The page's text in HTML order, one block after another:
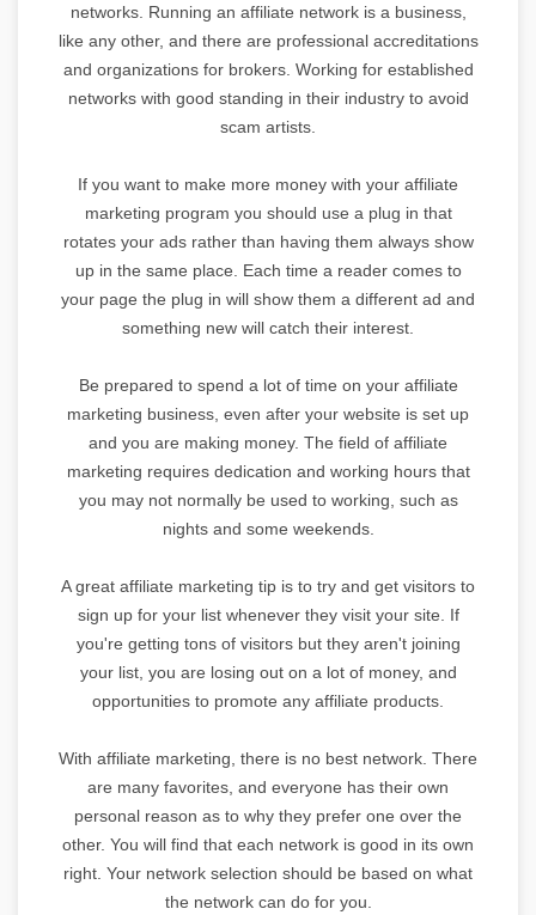
networks. Running an affiliate network is a business,
like any other, and there are professional accreditations
and organizations for brokers. Working for established
networks with good standing in their industry to avoid
scam artists.
If you want to make more money with your affiliate
marketing program you should use a plug in that
rotates your ads rather than having them always show
up in the same place. Each time a reader comes to
your page the plug in will show them a different ad and
something new will catch their interest.
Be prepared to spend a lot of time on your affiliate
marketing business, even after your website is set up
and you are making money. The field of affiliate
marketing requires dedication and working hours that
you may not normally be used to working, such as
nights and some weekends.
A great affiliate marketing tip is to try and get visitors to
sign up for your list whenever they visit your site. If
you're getting tons of visitors but they aren't joining
your list, you are losing out on a lot of money, and
opportunities to promote any affiliate products.
With affiliate marketing, there is no best network. There
are many favorites, and everyone has their own
personal reason as to why they prefer one over the
other. You will find that each network is good in its own
right. Your network selection should be based on what
the network can do for you.